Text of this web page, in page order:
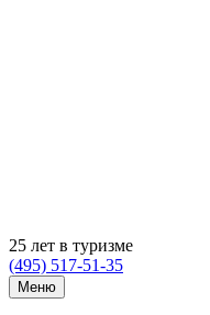
25 лет в туризме
(495) 517-51-35
Меню